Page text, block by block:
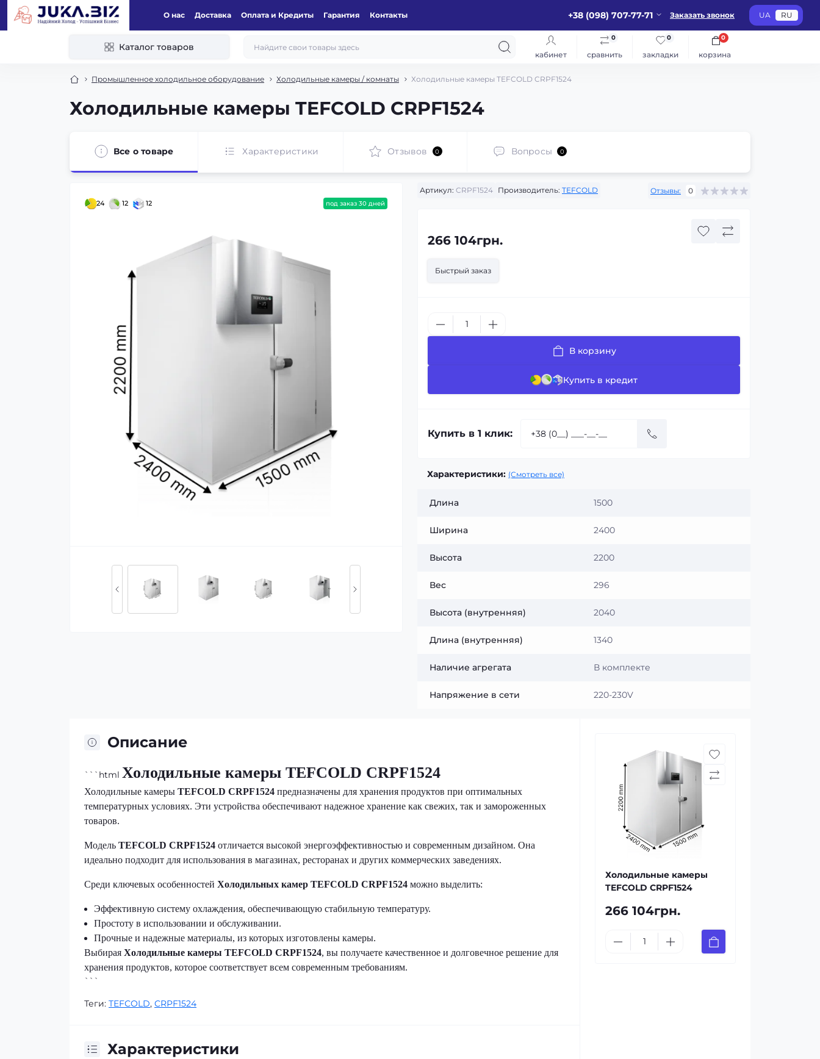
О нас Доставка Оплата и Кредиты Гарантия Контакты +38 (098) 707-77-71 Заказать звонок UA RU
Каталог товаров
кабинет сравнить
0
закладки
0
корзина
0
Промышленное холодильное оборудование Холодильные камеры / комнаты Холодильные камеры TEFCOLD CRPF1524
Холодильные камеры TEFCOLD CRPF1524
Все о товаре Характеристики Отзывов 0 Вопросы 0
24 12 12 под заказ 30 дней
Артикул: CRPF1524 Производитель: TEFCOLD Отзывы: 0
266 104грн.
Быстрый заказ
В корзину
Купить в кредит
Купить в 1 клик:
Характеристики: (Смотреть все)
Длина 1500
Ширина 2400
Высота 2200
Вес 296
Высота (внутренняя) 2040
Длина (внутренняя) 1340
Наличие агрегата В комплекте
Напряжение в сети 220-230V
Описание
```html Холодильные камеры TEFCOLD CRPF1524
Холодильные камеры TEFCOLD CRPF1524 предназначены для хранения продуктов при оптимальных
температурных условиях. Эти устройства обеспечивают надежное хранение как свежих, так и замороженных
товаров.
Модель TEFCOLD CRPF1524 отличается высокой энергоэффективностью и современным дизайном. Она
идеально подходит для использования в магазинах, ресторанах и других коммерческих заведениях.
Среди ключевых особенностей Холодильных камер TEFCOLD CRPF1524 можно выделить:
Эффективную систему охлаждения, обеспечивающую стабильную температуру.
Простоту в использовании и обслуживании.
Прочные и надежные материалы, из которых изготовлены камеры.
Выбирая Холодильные камеры TEFCOLD CRPF1524, вы получаете качественное и долговечное решение для
хранения продуктов, которое соответствует всем современным требованиям.
```
Теги: TEFCOLD, CRPF1524
Характеристики
Холодильные камеры
TEFCOLD CRPF1524
266 104грн.